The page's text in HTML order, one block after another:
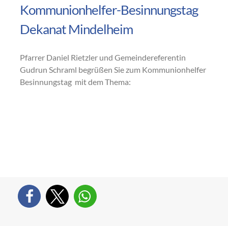
Kommunionhelfer-Besinnungstag
Dekanat Mindelheim
Pfarrer Daniel Rietzler und Gemeindereferentin
Gudrun Schraml begrüßen Sie zum Kommunionhelfer
Besinnungstag mit dem Thema: